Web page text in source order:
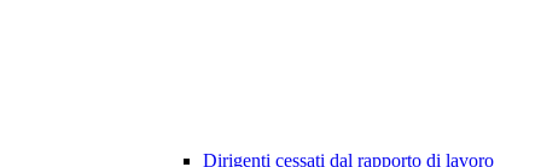
Dirigenti cessati dal rapporto di lavoro